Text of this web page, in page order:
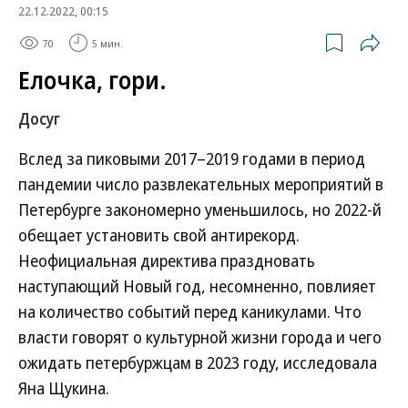
22.12.2022, 00:15
70 5 мин.
Елочка, гори.
Досуг
Вслед за пиковыми 2017–2019 годами в период
пандемии число развлекательных мероприятий в
Петербурге закономерно уменьшилось, но 2022-й
обещает установить свой антирекорд.
Неофициальная директива праздновать
наступающий Новый год, несомненно, повлияет
на количество событий перед каникулами. Что
власти говорят о культурной жизни города и чего
ожидать петербуржцам в 2023 году, исследовала
Яна Щукина.